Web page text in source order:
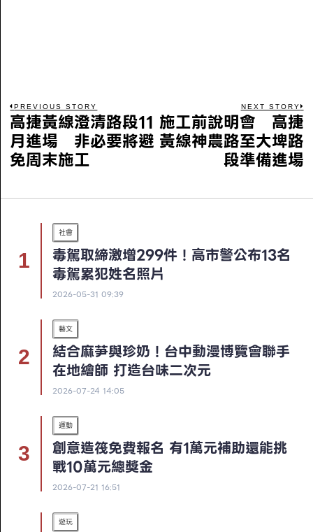
PREVIOUS STORY
高捷黃線澄清路段11
月進場 非必要將避
免周末施工
NEXT STORY
施工前說明會 高捷
黃線神農路至大埤路
段準備進場
社會
毒駕取締激增299件！高市警公布13名
毒駕累犯姓名照片
2026-05-31 09:39
藝文
結合麻芛與珍奶！台中動漫博覽會聯手
在地繪師 打造台味二次元
2026-07-24 14:05
運動
創意造筏免費報名 有1萬元補助還能挑
戰10萬元總獎金
2026-07-21 16:51
遊玩